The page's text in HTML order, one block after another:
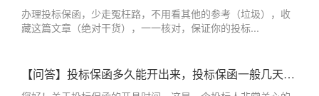
办理投标保函，少走冤枉路，不用看其他的参考（垃圾），收
藏这篇文章（绝对干货），一一核对，保证你的投标...
【问答】投标保函多久能开出来，投标保函一般几天出来？